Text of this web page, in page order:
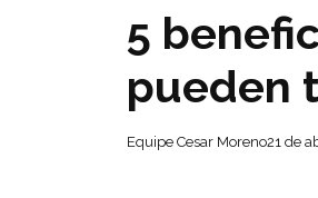
5
pueden
Equipe Cesar Moreno21 de